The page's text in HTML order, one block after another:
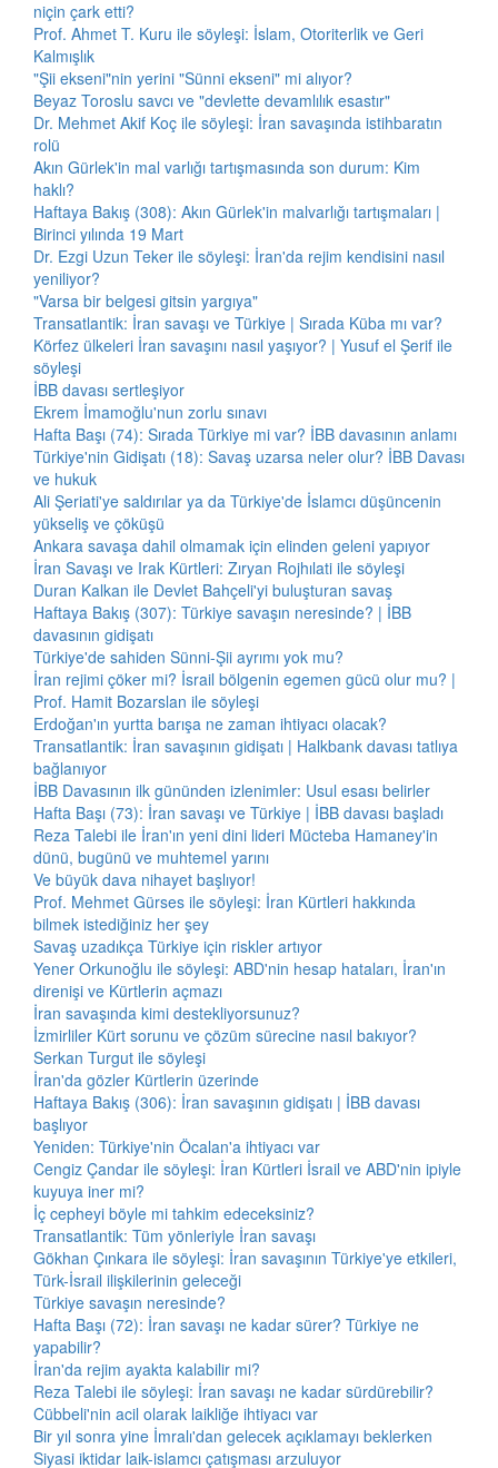
niçin çark etti?
Prof. Ahmet T. Kuru ile söyleşi: İslam, Otoriterlik ve Geri
Kalmışlık
"Şii ekseni"nin yerini "Sünni ekseni" mi alıyor?
Beyaz Toroslu savcı ve "devlette devamlılık esastır"
Dr. Mehmet Akif Koç ile söyleşi: İran savaşında istihbaratın
rolü
Akın Gürlek'in mal varlığı tartışmasında son durum: Kim
haklı?
Haftaya Bakış (308): Akın Gürlek'in malvarlığı tartışmaları |
Birinci yılında 19 Mart
Dr. Ezgi Uzun Teker ile söyleşi: İran'da rejim kendisini nasıl
yeniliyor?
"Varsa bir belgesi gitsin yargıya"
Transatlantik: İran savaşı ve Türkiye | Sırada Küba mı var?
Körfez ülkeleri İran savaşını nasıl yaşıyor? | Yusuf el Şerif ile
söyleşi
İBB davası sertleşiyor
Ekrem İmamoğlu'nun zorlu sınavı
Hafta Başı (74): Sırada Türkiye mi var? İBB davasının anlamı
Türkiye'nin Gidişatı (18): Savaş uzarsa neler olur? İBB Davası
ve hukuk
Ali Şeriati'ye saldırılar ya da Türkiye'de İslamcı düşüncenin
yükseliş ve çöküşü
Ankara savaşa dahil olmamak için elinden geleni yapıyor
İran Savaşı ve Irak Kürtleri: Zıryan Rojhılati ile söyleşi
Duran Kalkan ile Devlet Bahçeli'yi buluşturan savaş
Haftaya Bakış (307): Türkiye savaşın neresinde? | İBB
davasının gidişatı
Türkiye'de sahiden Sünni-Şii ayrımı yok mu?
İran rejimi çöker mi? İsrail bölgenin egemen gücü olur mu? |
Prof. Hamit Bozarslan ile söyleşi
Erdoğan'ın yurtta barışa ne zaman ihtiyacı olacak?
Transatlantik: İran savaşının gidişatı | Halkbank davası tatlıya
bağlanıyor
İBB Davasının ilk gününden izlenimler: Usul esası belirler
Hafta Başı (73): İran savaşı ve Türkiye | İBB davası başladı
Reza Talebi ile İran'ın yeni dini lideri Mücteba Hamaney'in
dünü, bugünü ve muhtemel yarını
Ve büyük dava nihayet başlıyor!
Prof. Mehmet Gürses ile söyleşi: İran Kürtleri hakkında
bilmek istediğiniz her şey
Savaş uzadıkça Türkiye için riskler artıyor
Yener Orkunoğlu ile söyleşi: ABD'nin hesap hataları, İran'ın
direnişi ve Kürtlerin açmazı
İran savaşında kimi destekliyorsunuz?
İzmirliler Kürt sorunu ve çözüm sürecine nasıl bakıyor?
Serkan Turgut ile söyleşi
İran'da gözler Kürtlerin üzerinde
Haftaya Bakış (306): İran savaşının gidişatı | İBB davası
başlıyor
Yeniden: Türkiye'nin Öcalan'a ihtiyacı var
Cengiz Çandar ile söyleşi: İran Kürtleri İsrail ve ABD'nin ipiyle
kuyuya iner mi?
İç cepheyi böyle mi tahkim edeceksiniz?
Transatlantik: Tüm yönleriyle İran savaşı
Gökhan Çınkara ile söyleşi: İran savaşının Türkiye'ye etkileri,
Türk-İsrail ilişkilerinin geleceği
Türkiye savaşın neresinde?
Hafta Başı (72): İran savaşı ne kadar sürer? Türkiye ne
yapabilir?
İran'da rejim ayakta kalabilir mi?
Reza Talebi ile söyleşi: İran savaşı ne kadar sürdürebilir?
Cübbeli'nin acil olarak laikliğe ihtiyacı var
Bir yıl sonra yine İmralı'dan gelecek açıklamayı beklerken
Siyasi iktidar laik-islamcı çatışması arzuluyor